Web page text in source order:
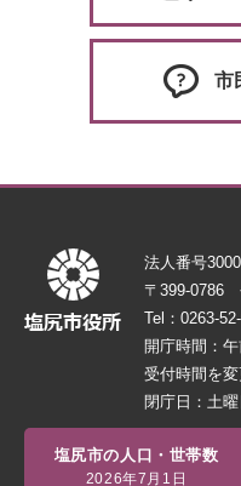
市
法人番号
〒399-0786
Tel：0263-
開庁時間：
受付時間を変
閉庁日：土
塩尻市の人口・世帯数
2026年7月1日